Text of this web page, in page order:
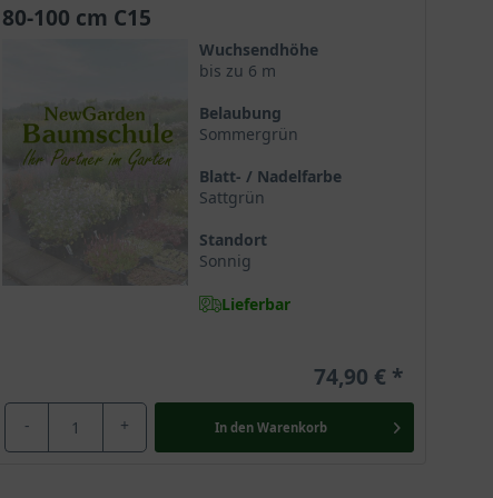
80-100 cm C15
Wuchsendhöhe
bis zu 6 m
Belaubung
Sommergrün
Blatt- / Nadelfarbe
Sattgrün
Standort
Sonnig
Lieferbar
74,90 €
- + In den Warenkorb